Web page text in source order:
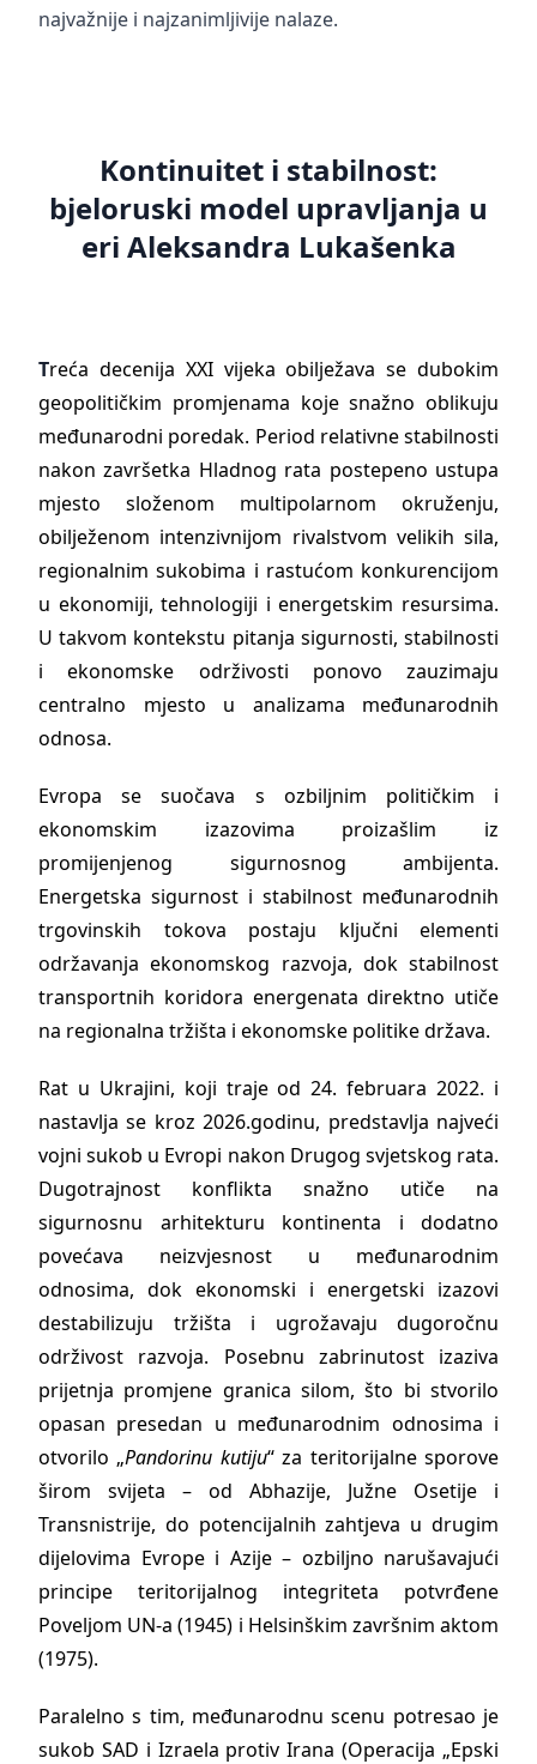
najvažnije i najzanimljivije nalaze.
Kontinuitet i stabilnost:
bjeloruski model upravljanja u
eri Aleksandra Lukašenka
Treća decenija XXI vijeka obilježava se dubokim
geopolitičkim promjenama koje snažno oblikuju
međunarodni poredak. Period relativne stabilnosti
nakon završetka Hladnog rata postepeno ustupa
mjesto složenom multipolarnom okruženju,
obilježenom intenzivnijom rivalstvom velikih sila,
regionalnim sukobima i rastućom konkurencijom
u ekonomiji, tehnologiji i energetskim resursima.
U takvom kontekstu pitanja sigurnosti, stabilnosti
i ekonomske održivosti ponovo zauzimaju
centralno mjesto u analizama međunarodnih
odnosa.
Evropa se suočava s ozbiljnim političkim i
ekonomskim izazovima proizašlim iz
promijenjenog sigurnosnog ambijenta.
Energetska sigurnost i stabilnost međunarodnih
trgovinskih tokova postaju ključni elementi
održavanja ekonomskog razvoja, dok stabilnost
transportnih koridora energenata direktno utiče
na regionalna tržišta i ekonomske politike država.
Rat u Ukrajini, koji traje od 24. februara 2022. i
nastavlja se kroz 2026.godinu, predstavlja najveći
vojni sukob u Evropi nakon Drugog svjetskog rata.
Dugotrajnost konflikta snažno utiče na
sigurnosnu arhitekturu kontinenta i dodatno
povećava neizvjesnost u međunarodnim
odnosima, dok ekonomski i energetski izazovi
destabilizuju tržišta i ugrožavaju dugoročnu
održivost razvoja. Posebnu zabrinutost izaziva
prijetnja promjene granica silom, što bi stvorilo
opasan presedan u međunarodnim odnosima i
otvorilo „Pandorinu kutiju“ za teritorijalne sporove
širom svijeta – od Abhazije, Južne Osetije i
Transnistrije, do potencijalnih zahtjeva u drugim
dijelovima Evrope i Azije – ozbiljno narušavajući
principe teritorijalnog integriteta potvrđene
Povelјom UN-a (1945) i Helsinškim završnim aktom
(1975).
Paralelno s tim, međunarodnu scenu potresao je
sukob SAD i Izraela protiv Irana (Operacija „Epski